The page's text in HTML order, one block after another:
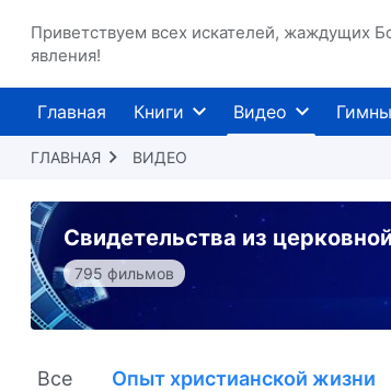
Приветствуем всех искателей, жаждущих
явления!
Главная Книги Видео Гимны
ГЛАВНАЯ ВИДЕО
Свидетельства из
795 фильмов
Все Опыт христианской жизни